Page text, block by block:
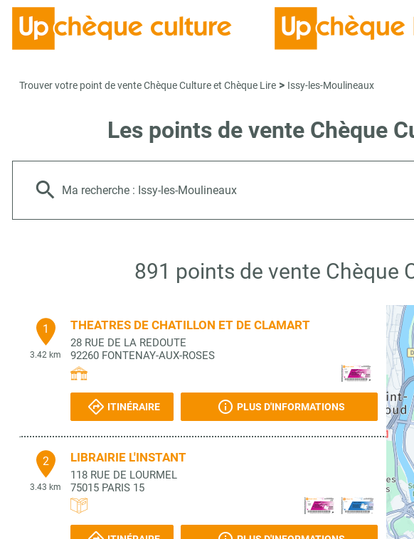
Trouver votre point de vente Chèque Culture et Chèque Lire > Issy-les-Moulineaux
Les points de vente Chèque
Ma recherche : Issy-les-Moulineaux
891 points de vente Chèque
1
3.42 km
THEATRES DE CHATILLON ET DE CLAMART
28 RUE DE LA REDOUTE
92260 FONTENAY-AUX-ROSES
ITINÉRAIRE PLUS D'INFORMATIONS
2
3.43 km
LIBRAIRIE L'INSTANT
118 RUE DE LOURMEL
75015 PARIS 15